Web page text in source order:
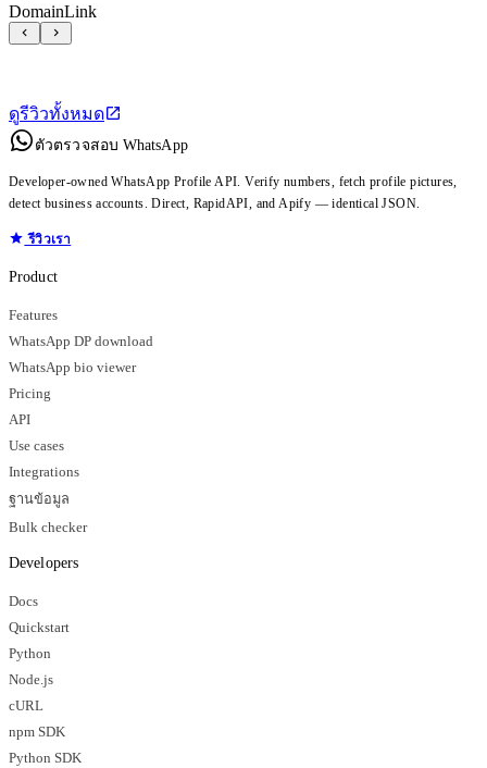
DomainLink
ดูรีวิวทั้งหมด
ตัวตรวจสอบ WhatsApp
Developer-owned WhatsApp Profile API. Verify numbers, fetch profile pictures,
detect business accounts. Direct, RapidAPI, and Apify — identical JSON.
รีวิวเรา
Product
Features
WhatsApp DP download
WhatsApp bio viewer
Pricing
API
Use cases
Integrations
ฐานข้อมูล
Bulk checker
Developers
Docs
Quickstart
Python
Node.js
cURL
npm SDK
Python SDK